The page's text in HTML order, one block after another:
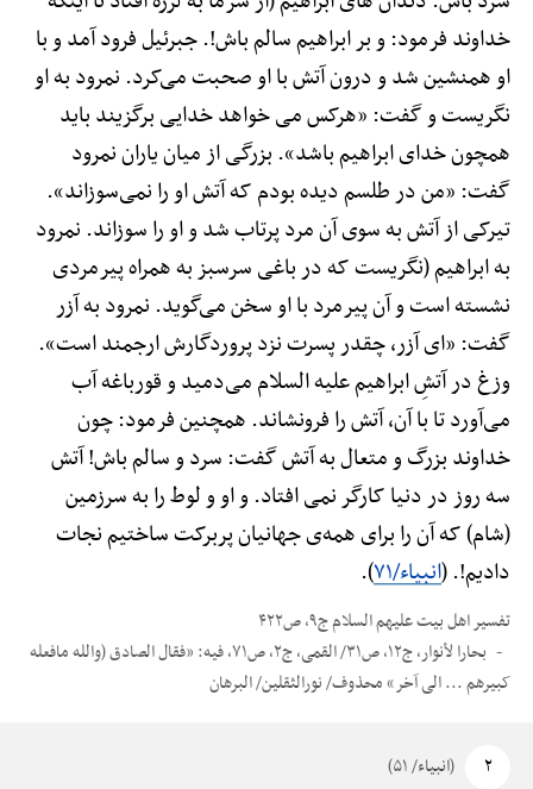
خداوند فرمود: و بر ابراهیم سالم باش!. جبرئیل فرود آمد و با
او همنشین شد و درون آتش با او صحبت می‌کرد. نمرود به او
نگریست و گفت: «هرکس می خواهد خدایی برگزیند باید
همچون خدای ابراهیم باشد». بزرگی از میان یاران نمرود
گفت: «من در طلسم دیده بودم که آتش او را نمی‌سوزاند».
تیرکی از آتش به سوی آن مرد پرتاب شد و او را سوزاند. نمرود
به ابراهیم (نگریست که در باغی سرسبز به همراه پیرمردی
نشسته است و آن پیرمرد با او سخن می‌گوید. نمرود به آزر
گفت: «ای آزر، چقدر پسرت نزد پروردگارش ارجمند است».
وزغ در آتشِ ابراهیم علیه السلام می‌دمید و قورباغه آب
می‌آورد تا با آن، آتش را فرونشاند. همچنین فرمود: چون
خداوند بزرگ و متعال به آتش گفت: سرد و سالم باش! آتش
سه روز در دنیا کارگر نمی افتاد. و او و لوط را به سرزمین
(شام) که آن را برای همه‌ی جهانیان پربرکت ساختیم نجات
دادیم!. (انبیاء/۷۱ ).
تفسیر اهل بیت علیهم السلام ج۹، ص۴۲۲
بحارا لأنوار، ج۱۲، ص۳۱/ القمی، ج۲، ص۷۱، فیه: «فقال الصادق (والله مافعله
کبیرهم ... الی آخر» محذوف/ نورالثقلین/ البرهان
۲ (انبیاء/ ۵۱)